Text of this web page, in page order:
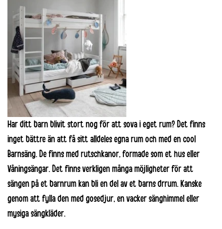
Har ditt barn blivit stort nog för att sova i eget rum? Det finns
inget bättre än att få sitt alldeles egna rum och med en cool
Barnsäng. De finns med rutschkanor, formade som et hus eller
Våningsängar. Det finns verkligen många möjligheter för att
sängen på et barnrum kan bli en del av et barns drrum. Kanske
genom att fylla den med gosedjur, en vacker sänghimmel eller
mysiga sängkläder.